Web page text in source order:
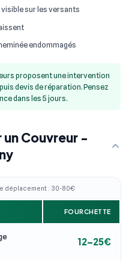
sur les versants
endommagés
proposent une intervention
devis de réparation. Pensez
dans les 5 jours.
Couvreur -
déplacement : 30-80€
FOURCHETTE
12–25€